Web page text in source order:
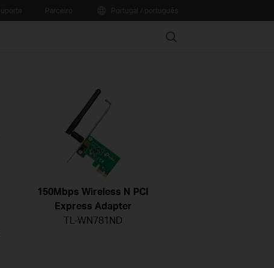
Search
150Mbps Wireless N PCI
Express Adapter
TL-WN781ND